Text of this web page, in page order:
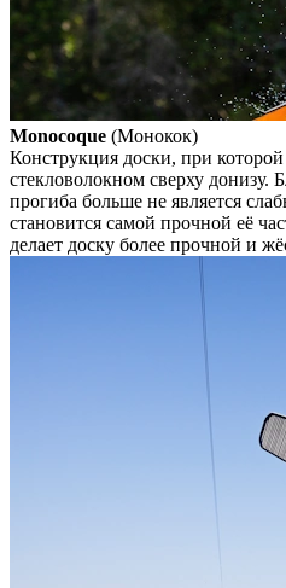
Monocoque (Монокок)
Конструкция доски, при которой
стекловолокном сверху донизу.
прогиба больше не является
становится самой прочной её
делает доску более прочной и